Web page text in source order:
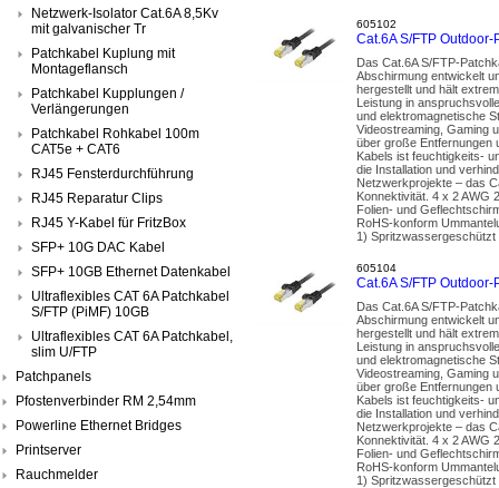
Netzwerk-Isolator Cat.6A 8,5Kv
mit galvanischer Tr
Patchkabel Kuplung mit
Montageflansch
Patchkabel Kupplungen /
Verlängerungen
Patchkabel Rohkabel 100m
CAT5e + CAT6
RJ45 Fensterdurchführung
RJ45 Reparatur Clips
RJ45 Y-Kabel für FritzBox
SFP+ 10G DAC Kabel
SFP+ 10GB Ethernet Datenkabel
Ultraflexibles CAT 6A Patchkabel
S/FTP (PiMF) 10GB
Ultraflexibles CAT 6A Patchkabel,
slim U/FTP
Patchpanels
Pfostenverbinder RM 2,54mm
Powerline Ethernet Bridges
Printserver
Rauchmelder
605102
Cat.6A S/FTP
Das Cat.6A S/FTP-
Abschirmung entwickelt
hergestellt und hält
Leistung in
und elektromagnetische
Videostreaming, Gaming
über große Entfernungen
Kabels ist feuchtigkeits-
die Installation und
Netzwerkprojekte – das
Konnektivität. 4 x 2 AWG
Folien- und
RoHS-konform
1) Spritzwassergeschützt
605104
Cat.6A S/FTP
Das Cat.6A S/FTP-
Abschirmung entwickelt
hergestellt und hält
Leistung in
und elektromagnetische
Videostreaming, Gaming
über große Entfernungen
Kabels ist feuchtigkeits-
die Installation und
Netzwerkprojekte – das
Konnektivität. 4 x 2 AWG
Folien- und
RoHS-konform
1) Spritzwassergeschützt